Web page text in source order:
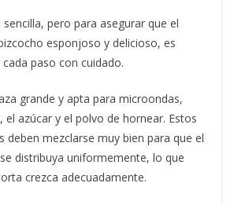
pero para asegurar que el
esponjoso y delicioso, es
paso con cuidado.
grande y apta para microondas,
el azúcar y el polvo de hornear. Estos
deben mezclarse muy bien para que el
distribuya uniformemente, lo que
crezca adecuadamente.